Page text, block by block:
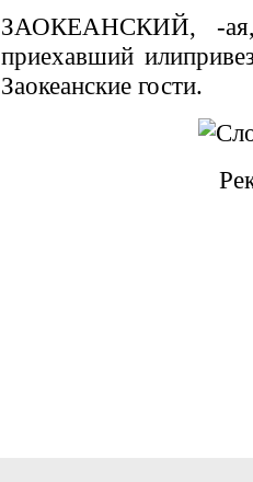
ЗАОКЕАНСКИЙ, -ая,
приехавший
Заокеанские гости.